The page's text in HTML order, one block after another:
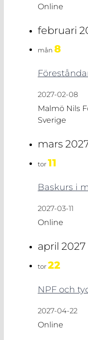
Online
februari
mån 8
2027-02-08
Malmö Nils
Sverige
mars
tor11
Baskurs i
2027-03-11
Online
april 2027
tor22
NPF och
2027-04-22
Online